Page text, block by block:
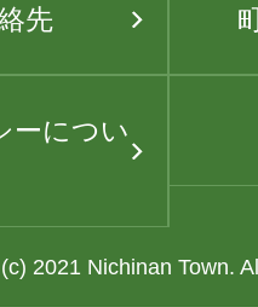
先
ーについ
2021 Nichinan Town.